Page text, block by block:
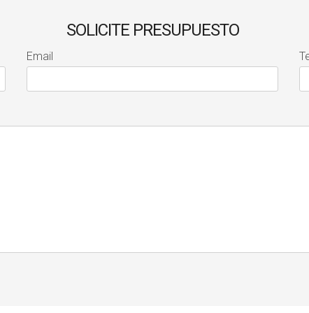
SOLICITE PRESUPUESTO
Email